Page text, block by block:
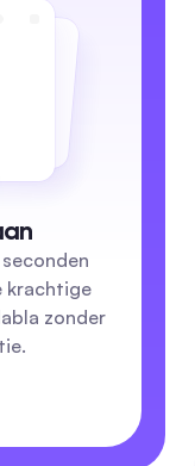
krachtige
zonder